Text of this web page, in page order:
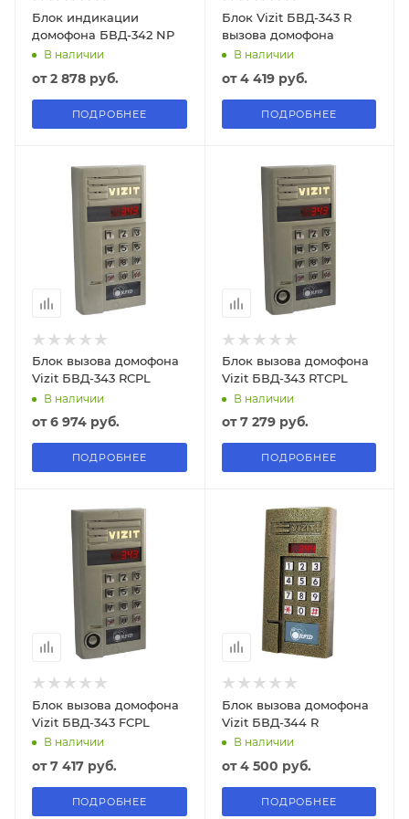
Блок индикации
домофона БВД-342 NP
В наличии
от2 878 руб.
ПОДРОБНЕЕ
Блок Vizit БВД-343 R
вызова домофона
В наличии
от4 419 руб.
ПОДРОБНЕЕ
Блок вызова домофона
Vizit БВД-343 RCPL
В наличии
от6 974 руб.
ПОДРОБНЕЕ
Блок вызова домофона
Vizit БВД-343 RTCPL
В наличии
от7 279 руб.
ПОДРОБНЕЕ
Блок вызова домофона
Vizit БВД-343 FCPL
В наличии
от7 417 руб.
ПОДРОБНЕЕ
Блок вызова домофона
Vizit БВД-344 R
В наличии
от4 500 руб.
ПОДРОБНЕЕ